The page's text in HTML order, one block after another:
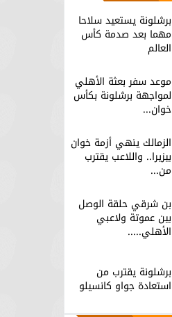
برشلونة يستعيد سلاحا
مهما بعد صدمة كأس
العالم
موعد سفر بعثة الأهلي
لمواجهة برشلونة بكأس
خوان...
الزمالك ينهي أزمة خوان
بيزيرا.. واللاعب يقترب
من...
بن شرقي حلقة الوصل
بين عموتة ولاعبي
الأهلي.....
برشلونة يقترب من
استعادة جواو كانسيلو